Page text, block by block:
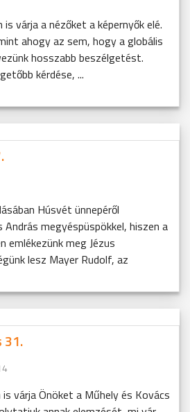
várja a nézőket a képernyők elé.
ahogy az sem, hogy a globális
hosszabb beszélgetést.
kérdése, ...
Húsvét ünnepéről
András megyéspüspökkel, hiszen a
emlékezünk meg Jézus
lesz Mayer Rudolf, az
31.
várja Önöket a Műhely és Kovács